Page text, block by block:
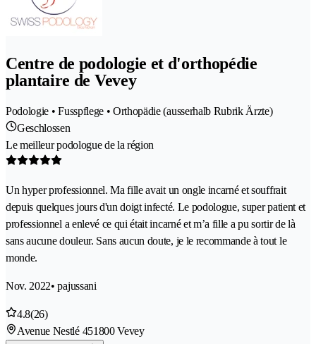
Centre de podologie et d'orthopédie
plantaire de Vevey
Podologie • Fusspflege • Orthopädie (ausserhalb Rubrik Ärzte)
Geschlossen
Le meilleur podologue de la région
Un hyper professionnel. Ma fille avait un ongle incarné et souffrait
depuis quelques jours d'un doigt infecté. Le podologue, super patient et
professionnel a enlevé ce qui était incarné et m’a fille a pu sortir de là
sans aucune douleur. Sans aucun doute, je le recommande à tout le
monde.
Nov. 2022• pajussani
4.8(26)
Avenue Nestlé 451800 Vevey